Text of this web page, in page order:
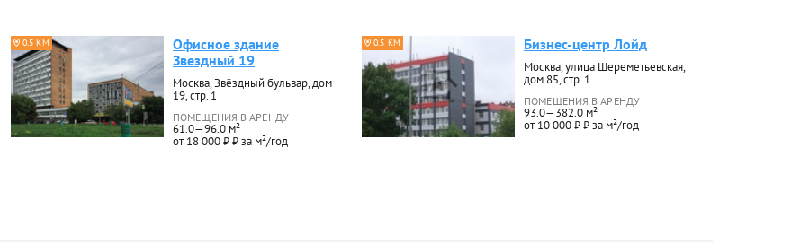
0.5 КМ
Офисное здание
Звездный 19
Москва, Звёздный бульвар, дом
19, стр. 1
ПОМЕЩЕНИЯ В АРЕНДУ
61.0—96.0 м²
от 18 000 ₽ ₽ за м²/год
0.5 КМ Бизнес-центр Лойд
Москва, улица Шереметьевская,
дом 85, стр. 1
ПОМЕЩЕНИЯ В АРЕНДУ
93.0—382.0 м²
от 10 000 ₽ ₽ за м²/год